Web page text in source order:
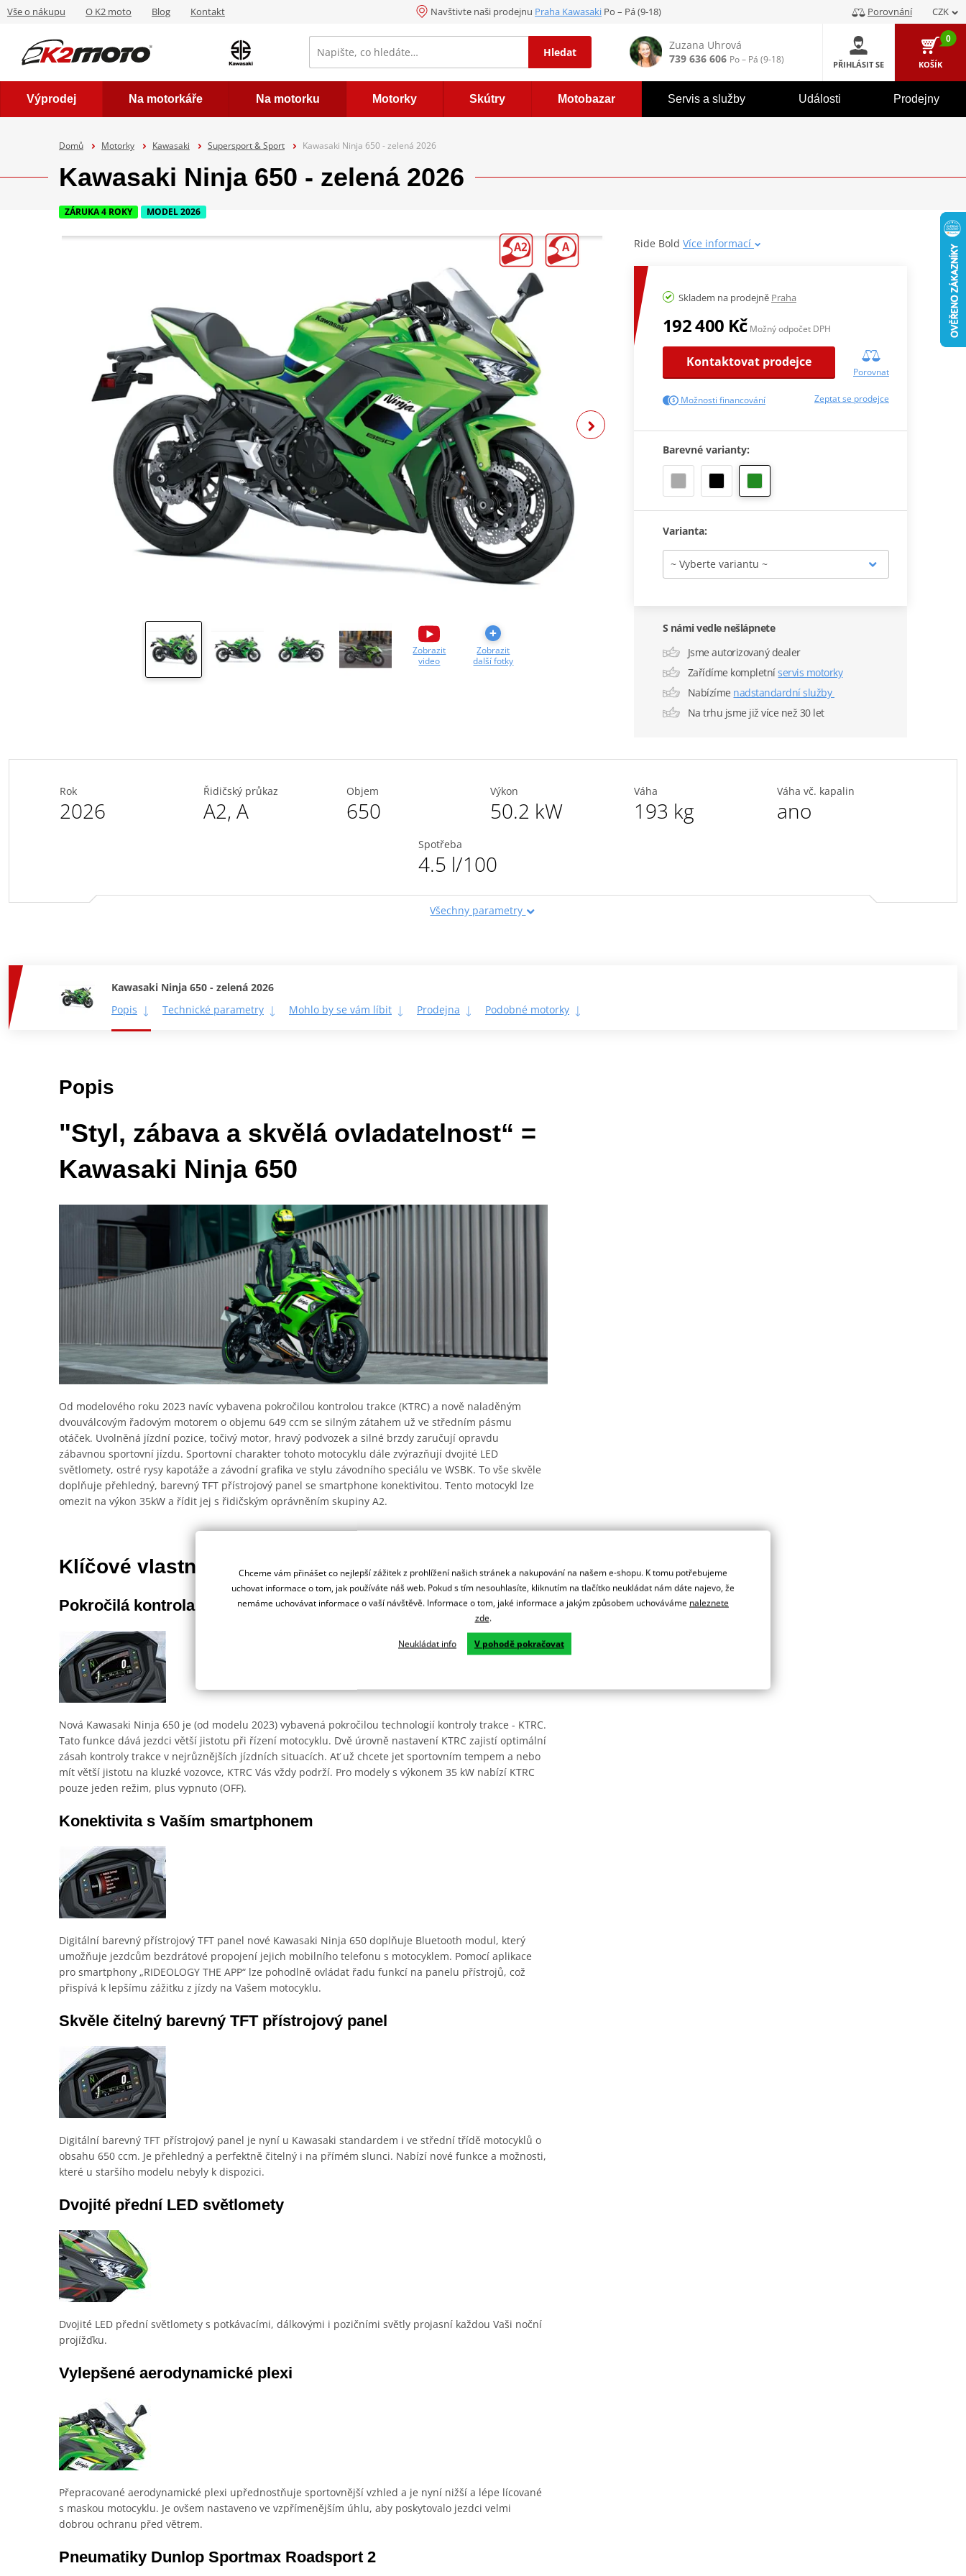
Vše o nákupu O K2 moto Blog Kontakt Navštivte naši prodejnu Praha KawasakiPo – Pá (9-18) Porovnání CZK
Hledat
Zuzana Uhrová
739 636 606 Po – Pá (9-18) PŘIHLÁSIT SE
0
KOŠÍK
Výprodej Na motorkáře Na motorku Motorky Skútry Motobazar Servis a služby Události Prodejny
Domů Motorky Kawasaki Supersport & Sport Kawasaki Ninja 650 - zelená 2026
Kawasaki Ninja 650 - zelená 2026
ZÁRUKA 4 ROKY MODEL 2026
Zobrazit
video
Zobrazit
další fotky
Ride Bold Více informací
Skladem na prodejně Praha
192 400 Kč Možný odpočet DPH
Kontaktovat prodejce
Porovnat
Zeptat se prodejce
Možnosti financování
Barevné varianty:
Varianta:
S námi vedle nešlápnete
Jsme autorizovaný dealer
Zařídíme kompletníservis motorky
Nabízíme nadstandardní služby
Na trhu jsme již více než 30 let
Rok
2026
Řidičský průkaz
A2, A
Objem
650
Výkon
50.2 kW
Váha
193 kg
Váha vč. kapalin
ano
Spotřeba
4.5 l/100
Všechny parametry
Kawasaki Ninja 650 - zelená 2026
Popis
Technické parametry Mohlo by se vám líbit Prodejna Podobné motorky
Popis
"Styl, zábava a skvělá ovladatelnost“ =
Kawasaki Ninja 650
Od modelového roku 2023 navíc vybavena pokročilou kontrolou trakce (KTRC) a nově naladěným
dvouválcovým řadovým motorem o objemu 649 ccm se silným zátahem už ve středním pásmu
otáček. Uvolněná jízdní pozice, točivý motor, hravý podvozek a silné brzdy zaručují opravdu
zábavnou sportovní jízdu. Sportovní charakter tohoto motocyklu dále zvýrazňují dvojité LED
světlomety, ostré rysy kapotáže a závodní grafika ve stylu závodního speciálu ve WSBK. To vše skvěle
doplňuje přehledný, barevný TFT přístrojový panel se smartphone konektivitou. Tento motocykl lze
omezit na výkon 35kW a řídit jej s řidičským oprávněním skupiny A2.
Klíčové vlastnosti
Pokročilá kontrola trakce Kawasaki (KTRC)
Nová Kawasaki Ninja 650 je (od modelu 2023) vybavená pokročilou technologií kontroly trakce - KTRC.
Tato funkce dává jezdci větší jistotu při řízení motocyklu. Dvě úrovně nastavení KTRC zajistí optimální
zásah kontroly trakce v nejrůznějších jízdních situacích. Ať už chcete jet sportovním tempem a nebo
mít větší jistotu na kluzké vozovce, KTRC Vás vždy podrží. Pro modely s výkonem 35 kW nabízí KTRC
pouze jeden režim, plus vypnuto (OFF).
Konektivita s Vaším smartphonem
Digitální barevný přístrojový TFT panel nové Kawasaki Ninja 650 doplňuje Bluetooth modul, který
umožňuje jezdcům bezdrátové propojení jejich mobilního telefonu s motocyklem. Pomocí aplikace
pro smartphony „RIDEOLOGY THE APP“ lze pohodlně ovládat řadu funkcí na panelu přístrojů, což
přispívá k lepšímu zážitku z jízdy na Vašem motocyklu.
Skvěle čitelný barevný TFT přístrojový panel
Digitální barevný TFT přístrojový panel je nyní u Kawasaki standardem i ve střední třídě motocyklů o
obsahu 650 ccm. Je přehledný a perfektně čitelný i na přímém slunci. Nabízí nové funkce a možnosti,
které u staršího modelu nebyly k dispozici.
Dvojité přední LED světlomety
Dvojité LED přední světlomety s potkávacími, dálkovými i pozičními světly projasní každou Vaši noční
projížďku.
Vylepšené aerodynamické plexi
Přepracované aerodynamické plexi upřednostňuje sportovnější vzhled a je nyní nižší a lépe lícované
s maskou motocyklu. Je ovšem nastaveno ve vzpřímenějším úhlu, aby poskytovalo jezdci velmi
dobrou ochranu před větrem.
Pneumatiky Dunlop Sportmax Roadsport 2
Chceme vám přinášet co nejlepší zážitek z prohlížení našich stránek a nakupování na našem e-shopu. K tomu potřebujeme
uchovat informace o tom, jak používáte náš web. Pokud s tím nesouhlasíte, kliknutím na tlačítko neukládat nám dáte najevo, že
nemáme uchovávat informace o vaší návštěvě. Informace o tom, jaké informace a jakým způsobem uchováváme naleznete
zde.
Neukládat info V pohodě pokračovat